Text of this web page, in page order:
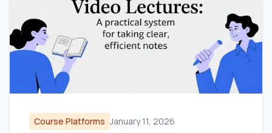
Course Platforms January 11, 2026